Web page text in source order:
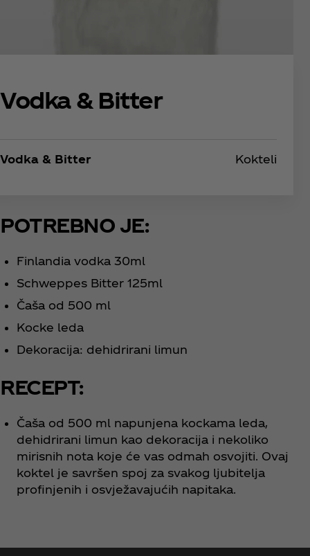
Vodka & Bitter
Vodka & Bitter Kokteli
POTREBNO JE:
Finlandia vodka 30ml
Schweppes Bitter 125ml
Čaša od 500 ml
Kocke leda
Dekoracija: dehidrirani limun
RECEPT:
Čaša od 500 ml napunjena kockama leda,
dehidrirani limun kao dekoracija i nekoliko
mirisnih nota koje će vas odmah osvojiti. Ovaj
koktel je savršen spoj za svakog ljubitelja
profinjenih i osvježavajućih napitaka.